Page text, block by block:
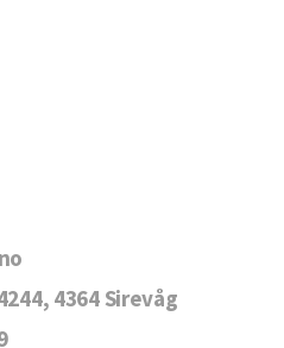
4364 Sirevåg